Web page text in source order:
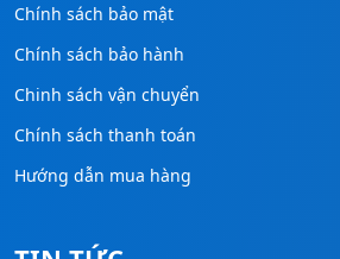
Chính sách bảo mật
Chính sách bảo hành
Chinh sách vận chuyển
Chính sách thanh toán
Hướng dẫn mua hàng